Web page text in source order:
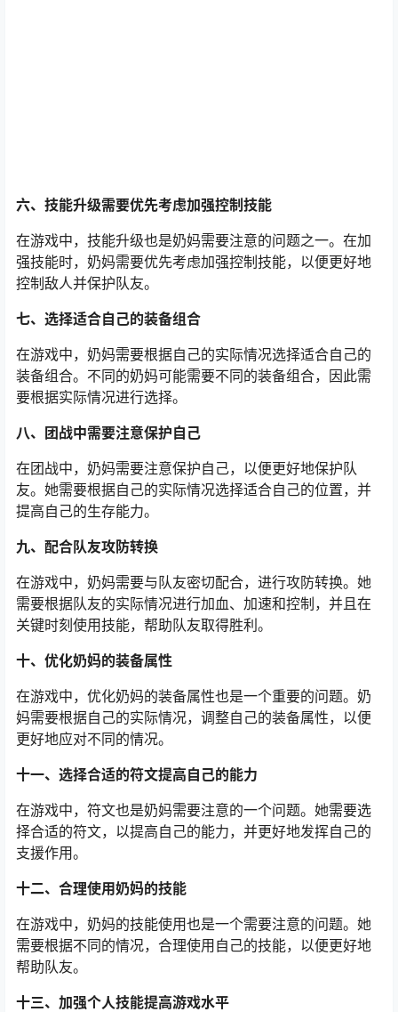
六、技能升级需要优先考虑加强控制技能
在游戏中，技能升级也是奶妈需要注意的问题之一。在加
强技能时，奶妈需要优先考虑加强控制技能，以便更好地
控制敌人并保护队友。
七、选择适合自己的装备组合
在游戏中，奶妈需要根据自己的实际情况选择适合自己的
装备组合。不同的奶妈可能需要不同的装备组合，因此需
要根据实际情况进行选择。
八、团战中需要注意保护自己
在团战中，奶妈需要注意保护自己，以便更好地保护队
友。她需要根据自己的实际情况选择适合自己的位置，并
提高自己的生存能力。
九、配合队友攻防转换
在游戏中，奶妈需要与队友密切配合，进行攻防转换。她
需要根据队友的实际情况进行加血、加速和控制，并且在
关键时刻使用技能，帮助队友取得胜利。
十、优化奶妈的装备属性
在游戏中，优化奶妈的装备属性也是一个重要的问题。奶
妈需要根据自己的实际情况，调整自己的装备属性，以便
更好地应对不同的情况。
十一、选择合适的符文提高自己的能力
在游戏中，符文也是奶妈需要注意的一个问题。她需要选
择合适的符文，以提高自己的能力，并更好地发挥自己的
支援作用。
十二、合理使用奶妈的技能
在游戏中，奶妈的技能使用也是一个需要注意的问题。她
需要根据不同的情况，合理使用自己的技能，以便更好地
帮助队友。
十三、加强个人技能提高游戏水平